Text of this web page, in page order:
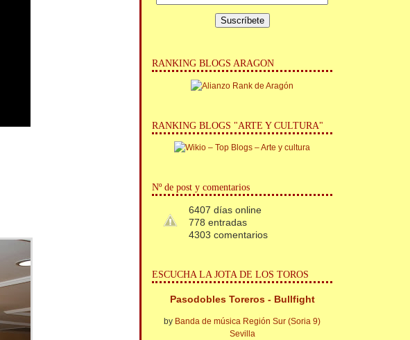
RANKING BLOGS ARAGON
RANKING BLOGS "ARTE Y CULTURA"
Nº de post y comentarios
6407 días online
778 entradas
4303 comentarios
ESCUCHA LA JOTA DE LOS TOROS
Pasodobles Toreros - Bullfight
by Banda de música Región Sur (Soria 9)
Sevilla